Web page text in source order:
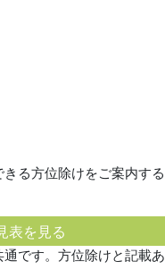
る方位除けをご案内す
表を見る
です。方位除けと記載